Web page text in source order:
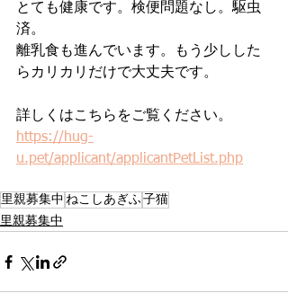
とても健康です。検便問題なし。駆虫
済。
離乳食も進んでいます。もう少しした
らカリカリだけで大丈夫です。
詳しくはこちらをご覧ください。
https://hug-
u.pet/applicant/applicantPetList.php
里親募集中 ねこしあぎふ子猫
里親募集中